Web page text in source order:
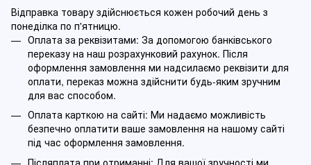
Відправка товару здійснюється кожен робочий день з
понеділка по п'ятницю.
Оплата за реквізитами: За допомогою банківського
переказу на наш розрахунковий рахунок. Після
оформлення замовлення ми надсилаємо реквізити для
оплати, переказ можна здійснити будь-яким зручним
для вас способом.
Оплата карткою на сайті: Ми надаємо можливість
безпечно оплатити ваше замовлення на нашому сайті
під час оформлення замовлення.
Післяплата при отриманні: Для вашої зручності ми